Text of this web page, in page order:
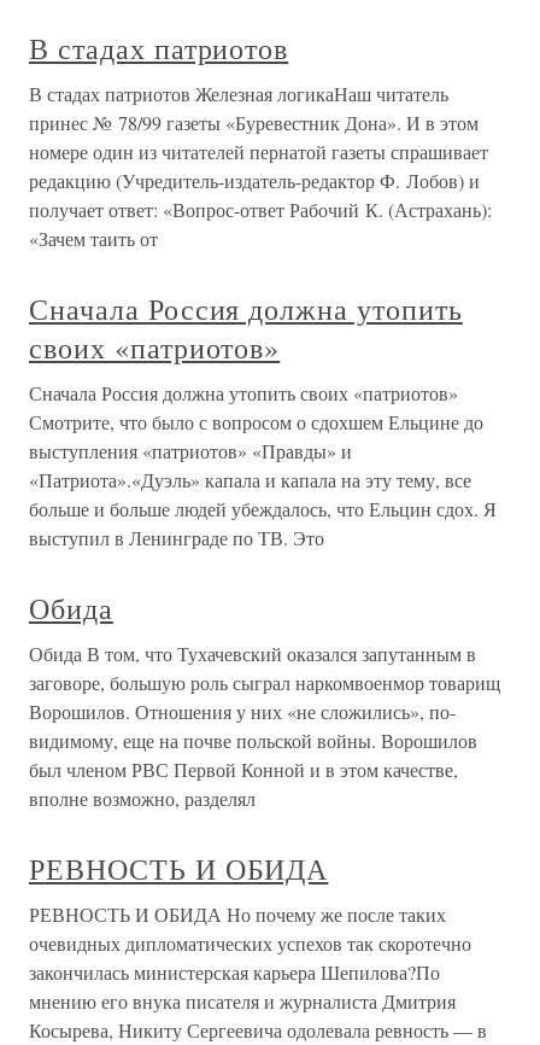
В стадах патриотов
В стадах патриотов Железная логикаНаш читатель
принес № 78/99 газеты «Буревестник Дона». И в этом
номере один из читателей пернатой газеты спрашивает
редакцию (Учредитель-издатель-редактор Ф. Лобов) и
получает ответ: «Вопрос-ответ Рабочий К. (Астрахань):
«Зачем таить от
Сначала Россия должна утопить
своих «патриотов»
Сначала Россия должна утопить своих «патриотов»
Смотрите, что было с вопросом о сдохшем Ельцине до
выступления «патриотов» «Правды» и
«Патриота».«Дуэль» капала и капала на эту тему, все
больше и больше людей убеждалось, что Ельцин сдох. Я
выступил в Ленинграде по ТВ. Это
Обида
Обида В том, что Тухачевский оказался запутанным в
заговоре, большую роль сыграл наркомвоенмор товарищ
Ворошилов. Отношения у них «не сложились», по-
видимому, еще на почве польской войны. Ворошилов
был членом РВС Первой Конной и в этом качестве,
вполне возможно, разделял
РЕВНОСТЬ И ОБИДА
РЕВНОСТЬ И ОБИДА Но почему же после таких
очевидных дипломатических успехов так скоротечно
закончилась министерская карьера Шепилова?По
мнению его внука писателя и журналиста Дмитрия
Косырева, Никиту Сергеевича одолевала ревность — в